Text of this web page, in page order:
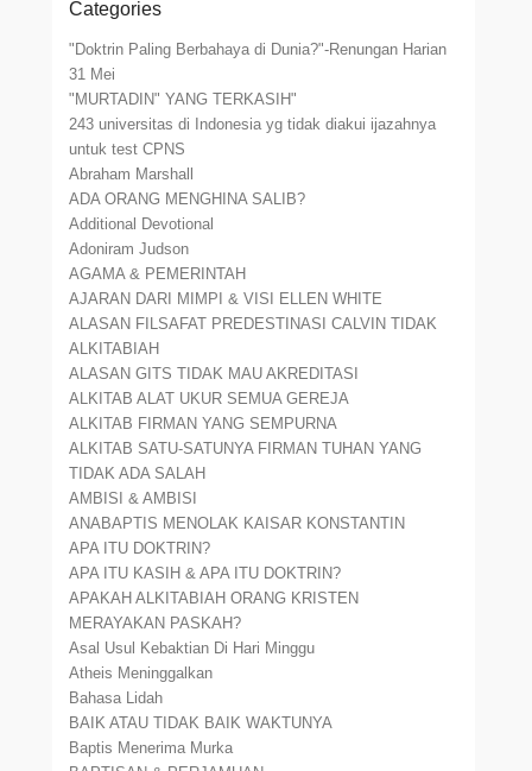
Categories
"Doktrin Paling Berbahaya di Dunia?"-Renungan Harian
31 Mei
"MURTADIN" YANG TERKASIH"
243 universitas di Indonesia yg tidak diakui ijazahnya
untuk test CPNS
Abraham Marshall
ADA ORANG MENGHINA SALIB?
Additional Devotional
Adoniram Judson
AGAMA & PEMERINTAH
AJARAN DARI MIMPI & VISI ELLEN WHITE
ALASAN FILSAFAT PREDESTINASI CALVIN TIDAK
ALKITABIAH
ALASAN GITS TIDAK MAU AKREDITASI
ALKITAB ALAT UKUR SEMUA GEREJA
ALKITAB FIRMAN YANG SEMPURNA
ALKITAB SATU-SATUNYA FIRMAN TUHAN YANG
TIDAK ADA SALAH
AMBISI & AMBISI
ANABAPTIS MENOLAK KAISAR KONSTANTIN
APA ITU DOKTRIN?
APA ITU KASIH & APA ITU DOKTRIN?
APAKAH ALKITABIAH ORANG KRISTEN
MERAYAKAN PASKAH?
Asal Usul Kebaktian Di Hari Minggu
Atheis Meninggalkan
Bahasa Lidah
BAIK ATAU TIDAK BAIK WAKTUNYA
Baptis Menerima Murka